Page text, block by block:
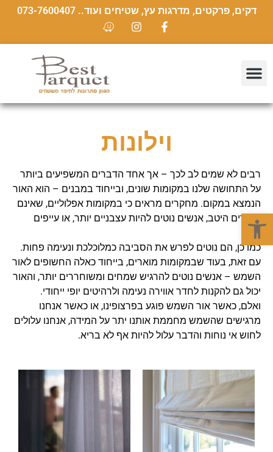
פתח סרגל נגישות
דקים, פרקטים, מדרגות עץ, שטיחים ועוד.. 073-7600407
וילונות
רבים לא שמים לב לכך – אך אחד הדברים המשפיעים ביותר
על התחושה שלנו במקומות שונים, ובייחוד במבנים – הוא האור
הנמצא במקום. מחקרים מראים כי במקומות אפלוליים, שאינם
מוארים היטב, אנשים נוטים להיות עצבניים יותר, או עייפים
יותר.
כמו כן, הם נוטים לפרש את הסביבה כמלוכלכת ונעימה פחות.
עם זאת, בעוד שבמקומות מוארים, בייחוד כאלה החשופים לאור
השמש – אנשים נוטים להרגיש שמחים ומשוחררים יותר, והאור
יכול גם להקנות לחדר אווירה נעימה ולרהיטים יופי ייחודי.
ואלם, כאשר אור השמש פוגע בפרצופינו, או כאשר אנחנו
מרגישים שהשמש מחממת אותנו יתר על המידה, אנחנו עלולים
לחוש אי נוחות והדבר עלול להיות אף לא בריא.